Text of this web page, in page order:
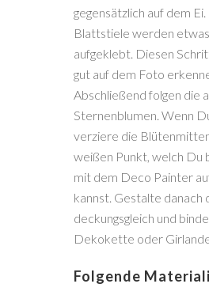
gegensätzlich auf dem
Blattstiele werden
aufgeklebt. Diesen
gut auf dem Foto
Abschließend folgen die
Sternenblumen. Wenn
verziere die
weißen Punkt, welch Du
mit dem Deco Painter
kannst. Gestalte danach
deckungsgleich und
Dekokette oder
Folgende